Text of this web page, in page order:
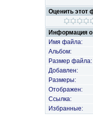
Оценить этот
Информация
Имя файла:
Альбом:
Размер файла:
Добавлен:
Размеры:
Отображен:
Ссылка:
Избранные: